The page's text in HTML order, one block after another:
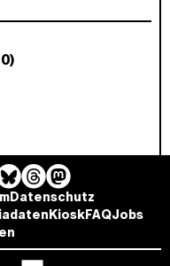
T
h
r
e
M
a
s
t
Datenschutz
KioskFAQJobs